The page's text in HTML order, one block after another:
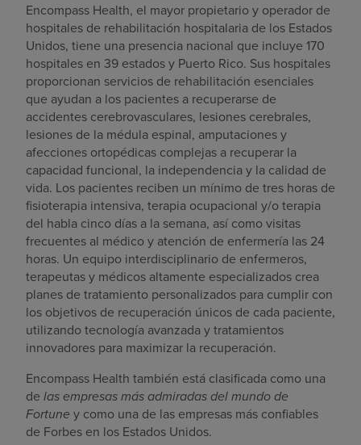
Encompass Health, el mayor propietario y operador de
hospitales de rehabilitación hospitalaria de los Estados
Unidos, tiene una presencia nacional que incluye 170
hospitales en 39 estados y Puerto Rico. Sus hospitales
proporcionan servicios de rehabilitación esenciales
que ayudan a los pacientes a recuperarse de
accidentes cerebrovasculares, lesiones cerebrales,
lesiones de la médula espinal, amputaciones y
afecciones ortopédicas complejas a recuperar la
capacidad funcional, la independencia y la calidad de
vida. Los pacientes reciben un mínimo de tres horas de
fisioterapia intensiva, terapia ocupacional y/o terapia
del habla cinco días a la semana, así como visitas
frecuentes al médico y atención de enfermería las 24
horas. Un equipo interdisciplinario de enfermeros,
terapeutas y médicos altamente especializados crea
planes de tratamiento personalizados para cumplir con
los objetivos de recuperación únicos de cada paciente,
utilizando tecnología avanzada y tratamientos
innovadores para maximizar la recuperación.
Encompass Health también está clasificada como una
de las empresas más admiradas del mundo de
Fortune y como una de las empresas más confiables
de Forbes en los Estados Unidos.